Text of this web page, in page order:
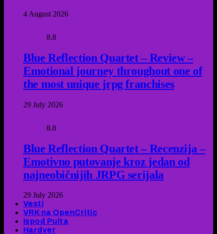
4 August 2026
8.8
Blue Reflection Quartet – Review –
Emotional journey throughout one of
the most unique jrpg franchises
29 July 2026
8.8
Blue Reflection Quartet – Recenzija –
Emotivno putovanje kroz jedan od
najneobičnijih JRPG serijala
29 July 2026
Vesti
VRK na OpenCritic
Ispod Pulta
Hardver